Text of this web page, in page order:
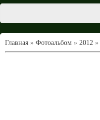
Главная » Фотоальбом » 2012 »